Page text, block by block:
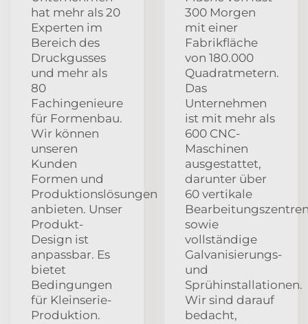
hat mehr als 20
Experten im
Bereich des
Druckgusses
und mehr als
80
Fachingenieure
für Formenbau.
Wir können
unseren
Kunden
Formen und
Produktionslösungen
anbieten. Unser
Produkt-
Design ist
anpassbar. Es
bietet
Bedingungen
für Kleinserie-
Produktion.
300 Morgen
mit einer
Fabrikfläche
von 180.000
Quadratmetern.
Das
Unternehmen
ist mit mehr als
600 CNC-
Maschinen
ausgestattet,
darunter über
60 vertikale
sowie
vollständige
Galvanisierungs-
und
Sprühinstallationen.
Wir sind darauf
bedacht,